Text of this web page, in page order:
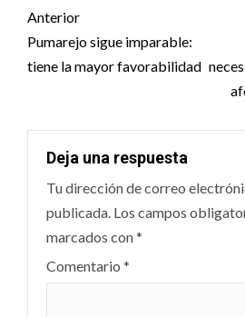
Post
navigation
Anterior
Pumarejo sigue imparable:
tiene la mayor favorabilidad
Deja una respuesta
Tu dirección de correo
publicada. Los campos
marcados con*
Comentario *